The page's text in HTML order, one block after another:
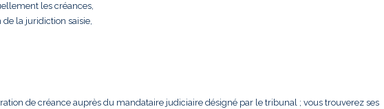
les créances,
la juridiction saisie,
de créance auprès du mandataire judiciaire désigné par le tribunal ; vous trouverez ses